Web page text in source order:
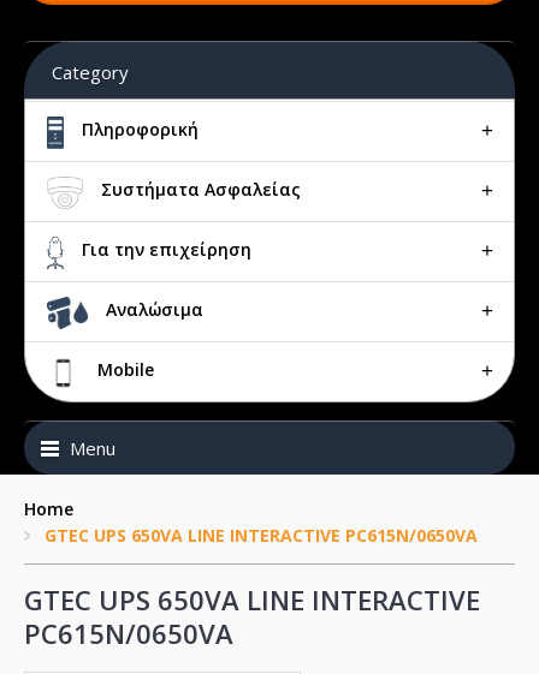
Category
Πληροφορική
Συστήματα Ασφαλείας
Για την επιχείρηση
Αναλώσιμα
Mobile
Menu
Home
GTEC UPS 650VA LINE INTERACTIVE PC615N/0650VA
GTEC UPS 650VA LINE INTERACTIVE
PC615N/0650VA